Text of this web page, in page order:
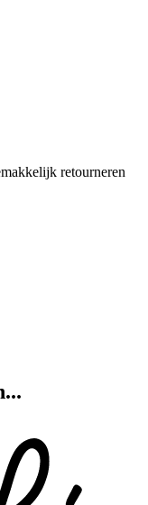
retourneren